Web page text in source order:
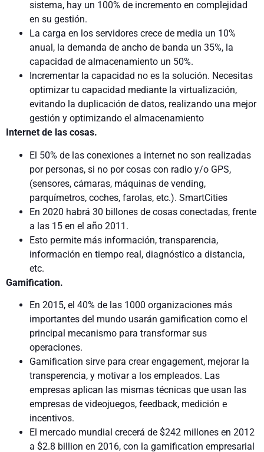
sistema, hay un 100% de incremento en complejidad
en su gestión.
La carga en los servidores crece de media un 10%
anual, la demanda de ancho de banda un 35%, la
capacidad de almacenamiento un 50%.
Incrementar la capacidad no es la solución. Necesitas
optimizar tu capacidad mediante la virtualización,
evitando la duplicación de datos, realizando una mejor
gestión y optimizando el almacenamiento
Internet de las cosas.
El 50% de las conexiones a internet no son realizadas
por personas, si no por cosas con radio y/o GPS,
(sensores, cámaras, máquinas de vending,
parquímetros, coches, farolas, etc.). SmartCities
En 2020 habrá 30 billones de cosas conectadas, frente
a las 15 en el año 2011.
Esto permite más información, transparencia,
información en tiempo real, diagnóstico a distancia,
etc.
Gamification.
En 2015, el 40% de las 1000 organizaciones más
importantes del mundo usarán gamification como el
principal mecanismo para transformar sus
operaciones.
Gamification sirve para crear engagement, mejorar la
transperencia, y motivar a los empleados. Las
empresas aplican las mismas técnicas que usan las
empresas de videojuegos, feedback, medición e
incentivos.
El mercado mundial crecerá de $242 millones en 2012
a $2.8 billion en 2016, con la gamification empresarial